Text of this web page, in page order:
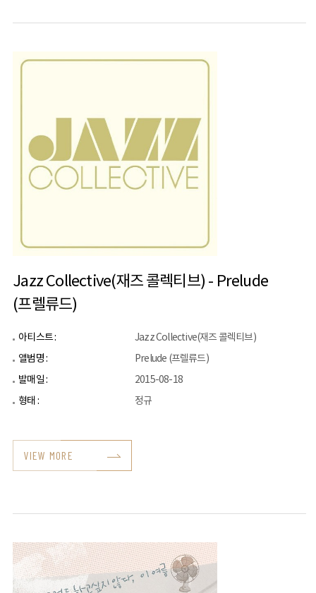
Jazz Collective(재즈 콜렉티브) - Prelude
(프렐류드)
아티스트 :
Jazz Collective(재즈 콜렉티브)
앨범명 :
Prelude (프렐류드)
발매일 :
2015-08-18
형태 :
정규
VIEW MORE